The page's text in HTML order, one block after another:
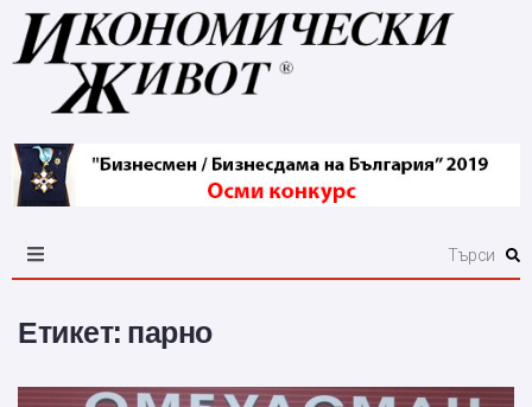
Етикет: парно